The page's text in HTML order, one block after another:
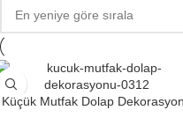
Küçük Mutfak Dolap